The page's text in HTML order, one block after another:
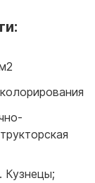
Кузнецы;